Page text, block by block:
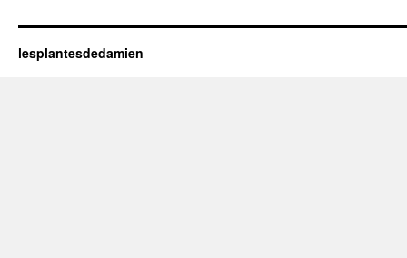
lesplantesdedamien